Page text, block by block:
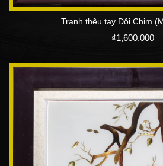
Tranh thêu tay Đôi Chim
₫1,600,000